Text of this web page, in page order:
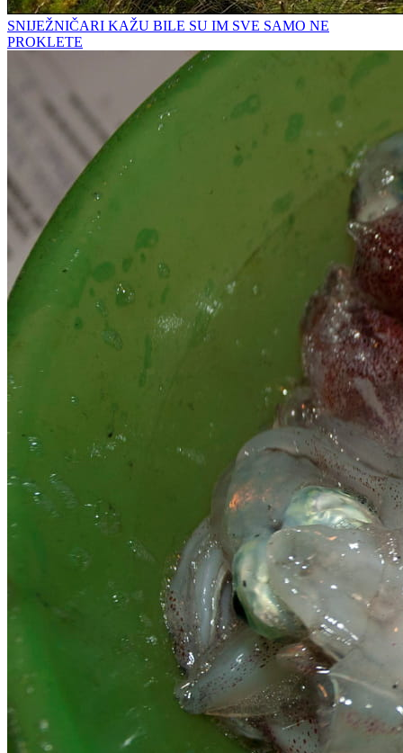
SNIJEŽNIČARI KAŽU BILE SU IM SVE SAMO NE
PROKLETE